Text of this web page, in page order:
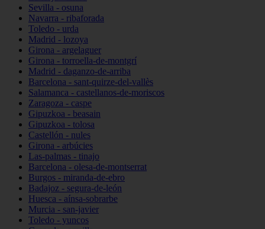
Sevilla - osuna
Navarra - ribaforada
Toledo - urda
Madrid - lozoya
Girona - argelaguer
Girona - torroella-de-montgrí
Madrid - daganzo-de-arriba
Barcelona - sant-quirze-del-vallès
Salamanca - castellanos-de-moriscos
Zaragoza - caspe
Gipuzkoa - beasain
Gipuzkoa - tolosa
Castellón - nules
Girona - arbúcies
Las-palmas - tinajo
Barcelona - olesa-de-montserrat
Burgos - miranda-de-ebro
Badajoz - segura-de-león
Huesca - aínsa-sobrarbe
Murcia - san-javier
Toledo - yuncos